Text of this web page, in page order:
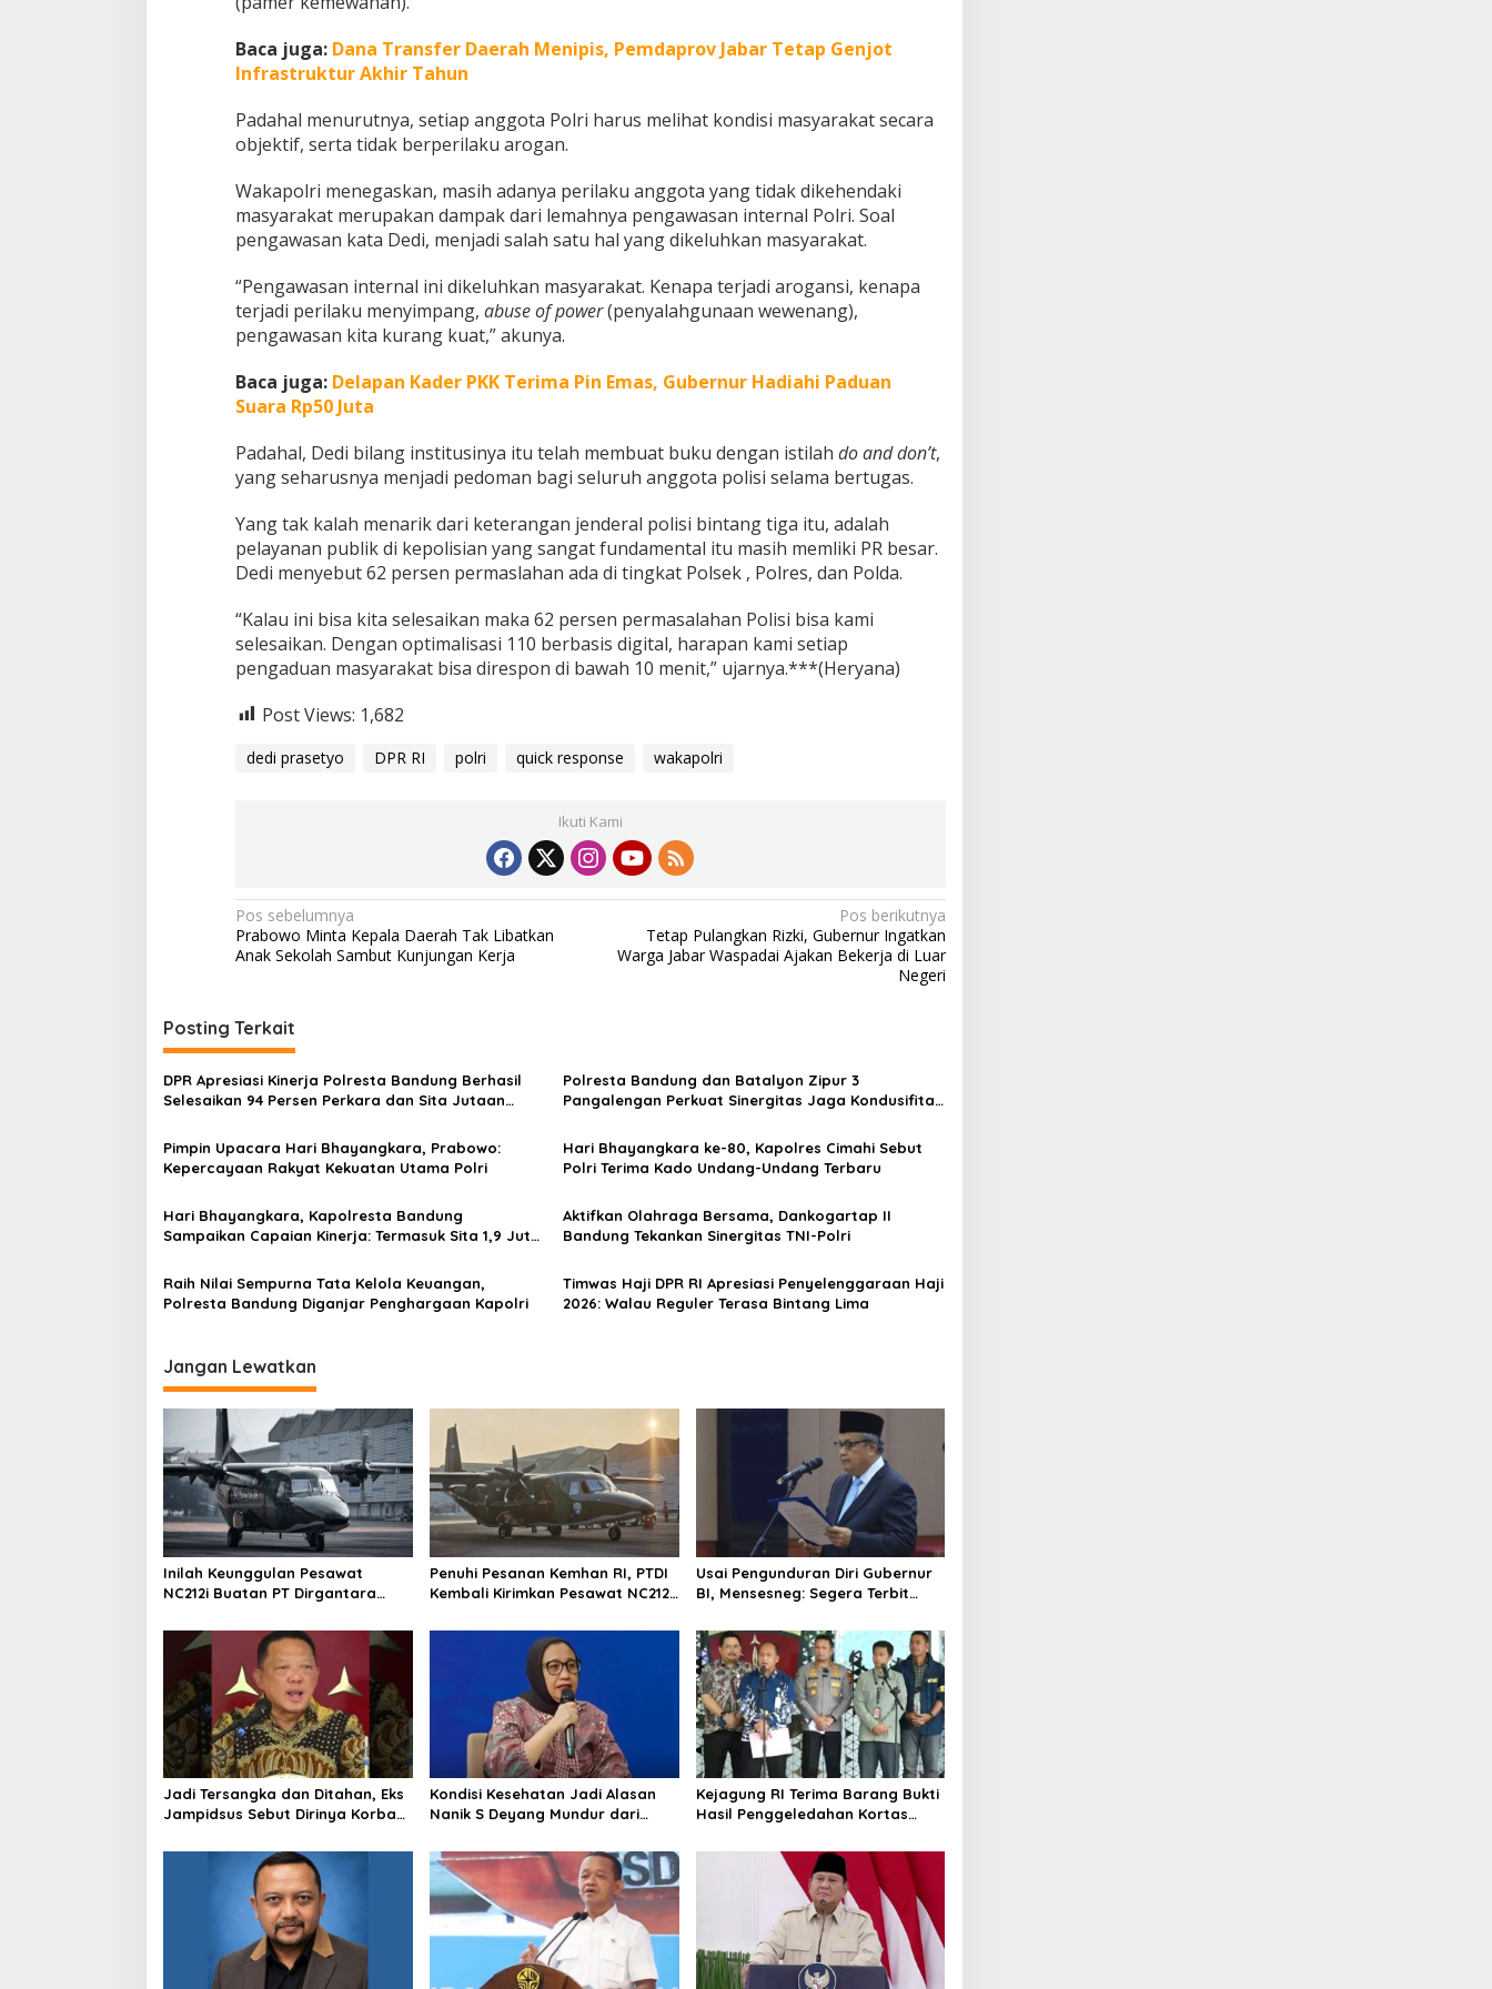
Baca juga: Dana Transfer Daerah Menipis, Pemdaprov Jabar Tetap Genjot
Infrastruktur Akhir Tahun
Padahal menurutnya, setiap anggota Polri harus melihat kondisi masyarakat secara
objektif, serta tidak berperilaku arogan.
Wakapolri menegaskan, masih adanya perilaku anggota yang tidak dikehendaki
masyarakat merupakan dampak dari lemahnya pengawasan internal Polri. Soal
pengawasan kata Dedi, menjadi salah satu hal yang dikeluhkan masyarakat.
“Pengawasan internal ini dikeluhkan masyarakat. Kenapa terjadi arogansi, kenapa
terjadi perilaku menyimpang, abuse of power(penyalahgunaan wewenang),
pengawasan kita kurang kuat,” akunya.
Baca juga: Delapan Kader PKK Terima Pin Emas, Gubernur Hadiahi Paduan
Suara Rp50 Juta
Padahal, Dedi bilang institusinya itu telah membuat buku dengan istilah do and don’t,
yang seharusnya menjadi pedoman bagi seluruh anggota polisi selama bertugas.
Yang tak kalah menarik dari keterangan jenderal polisi bintang tiga itu, adalah
pelayanan publik di kepolisian yang sangat fundamental itu masih memliki PR besar.
Dedi menyebut 62 persen permaslahan ada di tingkat Polsek , Polres, dan Polda.
“Kalau ini bisa kita selesaikan maka 62 persen permasalahan Polisi bisa kami
selesaikan. Dengan optimalisasi 110 berbasis digital, harapan kami setiap
pengaduan masyarakat bisa direspon di bawah 10 menit,” ujarnya.***(Heryana)
Post Views: 1,682
dedi prasetyo DPR RI polri quick response wakapolri
Ikuti Kami
N
a
i
g
a
s
i
p
s
Pos sebelumnya
Prabowo Minta Kepala Daerah Tak Libatkan
Anak Sekolah Sambut Kunjungan Kerja
Pos berikutnya
Tetap Pulangkan Rizki, Gubernur Ingatkan
Warga Jabar Waspadai Ajakan Bekerja di Luar
Negeri
Posting Terkait
DPR Apresiasi Kinerja Polresta Bandung Berhasil
Selesaikan 94 Persen Perkara dan Sita Jutaan
Polresta Bandung dan Batalyon Zipur 3
Pangalengan Perkuat Sinergitas Jaga Kondusifitas
Pimpin Upacara Hari Bhayangkara, Prabowo:
Kepercayaan Rakyat Kekuatan Utama Polri
Hari Bhayangkara ke-80, Kapolres Cimahi Sebut
Polri Terima Kado Undang-Undang Terbaru
Hari Bhayangkara, Kapolresta Bandung
Sampaikan Capaian Kinerja: Termasuk Sita 1,9 Juta
Aktifkan Olahraga Bersama, Dankogartap II
Bandung Tekankan Sinergitas TNI-Polri
Raih Nilai Sempurna Tata Kelola Keuangan,
Polresta Bandung Diganjar Penghargaan Kapolri
Timwas Haji DPR RI Apresiasi Penyelenggaraan Haji
2026: Walau Reguler Terasa Bintang Lima
Jangan Lewatkan
Inilah Keunggulan Pesawat
NC212i Buatan PT Dirgantara
Operasi TNI
Penuhi Pesanan Kemhan RI, PTDI
Kembali Kirimkan Pesawat NC212i
Usai Pengunduran Diri Gubernur
BI, Mensesneg: Segera Terbit
Hormat
Jadi Tersangka dan Ditahan, Eks
Jampidsus Sebut Dirinya Korban
Kondisi Kesehatan Jadi Alasan
Nanik S Deyang Mundur dari
Sudaryono
Kejagung RI Terima Barang Bukti
Hasil Penggeledahan Kortas